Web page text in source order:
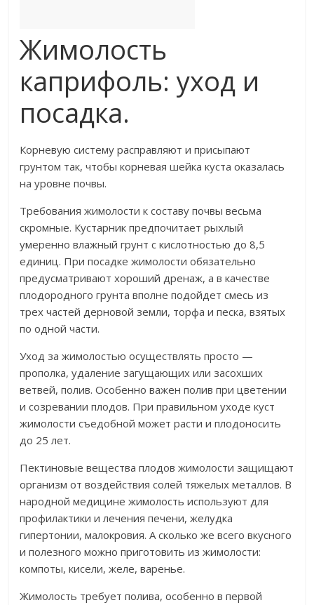
Жимолость
каприфоль: уход и
посадка.
​Корневую систему расправляют и присыпают
грунтом так, чтобы корневая шейка куста оказалась
на уровне почвы.​
​Требования жимолости к составу почвы весьма
скромные. Кустарник предпочитает рыхлый
умеренно влажный грунт с кислотностью до 8,5
единиц. При посадке жимолости обязательно
предусматривают хороший дренаж, а в качестве
плодородного грунта вполне подойдет смесь из
трех частей дерновой земли, торфа и песка, взятых
по одной части.​
​Уход за жимолостью осуществлять просто —
прополка, удаление загущающих или засохших
ветвей, полив. Особенно важен полив при цветении
и созревании плодов. При правильном уходе куст
жимолости съедобной может расти и плодоносить
до 25 лет.​
​Пектиновые вещества плодов жимолости защищают
организм от воздействия солей тяжелых металлов. В
народной медицине жимолость используют для
профилактики и лечения печени, желудка
гипертонии, малокровия. А сколько же всего вкусного
и полезного можно приготовить из жимолости:
компоты, кисели, желе, варенье.​
​Жимолость требует полива, особенно в первой